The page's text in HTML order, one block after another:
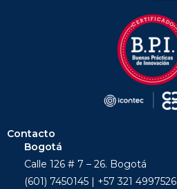
Contacto
Bogotá
Calle 126 # 7 – 26. Bogotá
(601) 7450145 | +57 321 4997526